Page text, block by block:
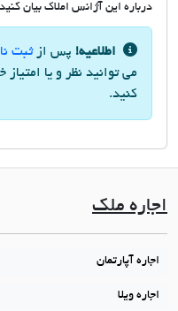
درباره این آژانس املاک بیان
اطلاعیه! پس ازثبت
می توانید نظر و یا
کنید.
اجاره ملک
اجاره آپارتمان
اجاره ویلا